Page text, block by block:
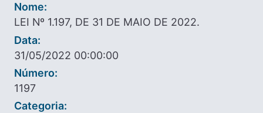
Nome:
LEI Nº 1.197, DE 31 DE MAIO DE 2022.
Data:
31/05/2022 00:00:00
Número:
1197
Categoria: